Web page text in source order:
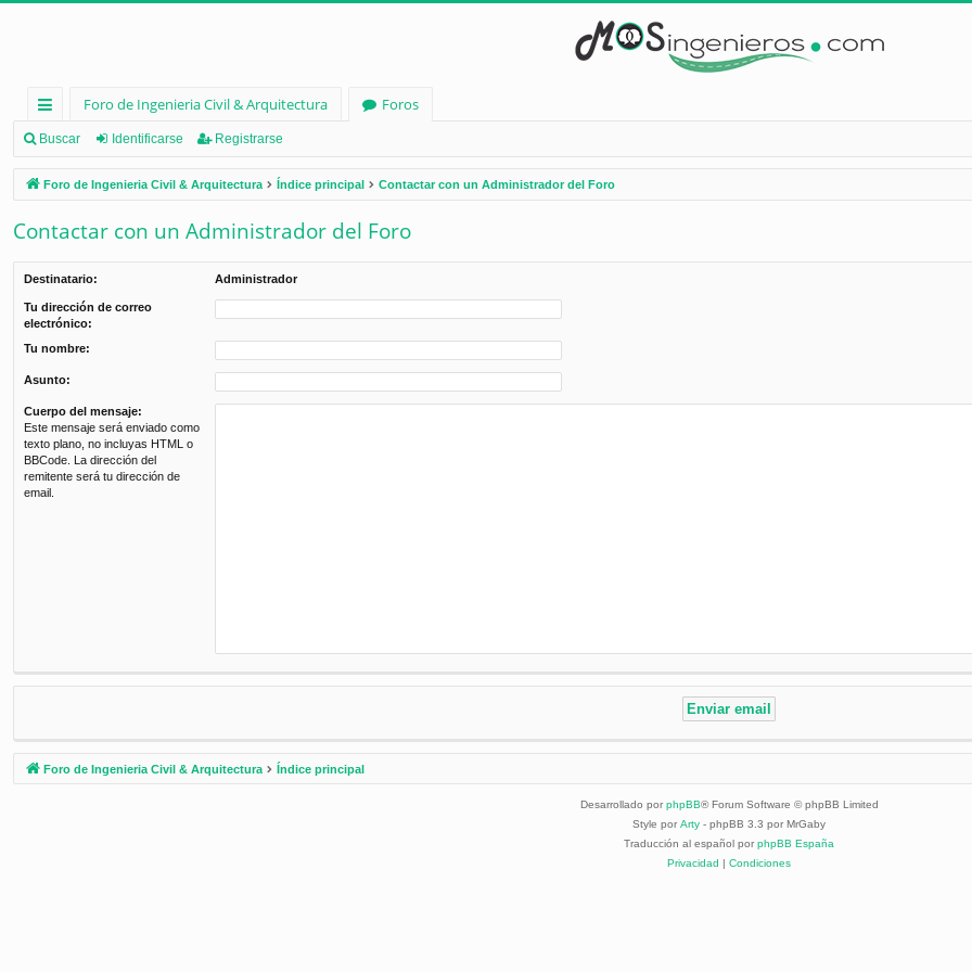
nl
ac
es
rá
pi
d
Foro de Ingenieria Civil & Arquitectura
Foros
Buscar Identificarse Registrarse
Foro de Ingenieria Civil & Arquitectura Índice principal Contactar con un Administrador del Foro
Contactar con un Administrador del Foro
Destinatario: Administrador
Tu dirección de correo
electrónico:
Tu nombre:
Asunto:
Cuerpo del mensaje:
Este mensaje será enviado como
texto plano, no incluyas HTML o
BBCode. La dirección del
remitente será tu dirección de
email.
Foro de Ingenieria Civil & Arquitectura Índice principal
Desarrollado por phpBB® Forum Software © phpBB Limited
Style por Arty - phpBB 3.3 por MrGaby
Traducción al español por phpBB España
Privacidad | Condiciones